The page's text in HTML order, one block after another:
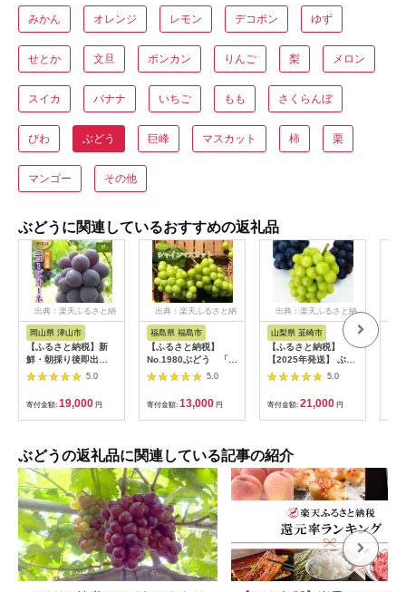
みかん オレンジ レモン デコポン ゆず
せとか 文旦 ポンカン りんご 梨 メロン
スイカ バナナ いちご もも さくらんぼ
びわ ぶどう 巨峰 マスカット 柿 栗
マンゴー その他
ぶどうに関連しているおすすめの返礼品
出典：楽天ふるさと納
税
岡山県 津山市
【ふるさと納税】新
鮮・朝採り後即出
荷! 岡山県 吉備高
原産ニューピオーネ
2kg箱(3～4房入)ご贈
答品_ ピオーネ ふる
さと納税 ぶどう 葡萄
濃厚フルーツ 朝採れ
直送 秋ギフト シャイ
ンマスカット代替 岡
山県 津山市 贈答
【1299812】
5.0
寄付金額: 19,000 円
出典：楽天ふるさと納
税
福島県 福島市
【ふるさと納税】
No.1980ぶどう 「シ
ャインマスカット」約
1kg【2026年発送 先
行予約】
5.0
寄付金額: 13,000 円
出典：楽天ふるさと納
山梨県 韮崎市
【ふるさと納税】
【2025年発送】 ぶど
う シャインマスカッ
ト & ピオーネ 詰め合
わせ 約2kg《2025年
9月前半～10月前半出
荷》 [フルーツランド
20742835] ブドウ 葡
萄 2キロ 食べ比べ 2
種 フルーツ 果物 山梨
県産 産地直送 期間限
定 季節限定 冷蔵
5.0
寄付金額: 21,000 円
ぶどうの返礼品に関連している記事の紹介